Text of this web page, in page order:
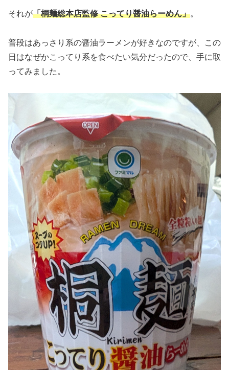
それが「桐麺総本店監修 こってり醤油らーめん」。
普段はあっさり系の醤油ラーメンが好きなのですが、この
日はなぜかこってり系を食べたい気分だったので、手に取
ってみました。